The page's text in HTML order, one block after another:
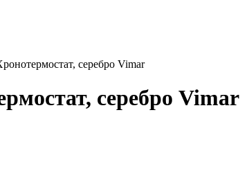
серебро Vimar
серебро Vimar